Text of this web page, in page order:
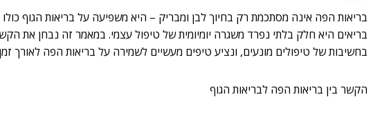
בריאות הפה אינה מסתכמת רק בחיוך לבן ומבריק – היא משפיעה על בריאות הגוף כולו
בריאים היא חלק בלתי נפרד משגרה יומיומית של טיפול עצמי. במאמר זה נבחן את
בחשיבות של טיפולים מונעים, ונציע טיפים מעשיים לשמירה על בריאות הפה לאורך
הקשר בין בריאות הפה לבריאות הגוף